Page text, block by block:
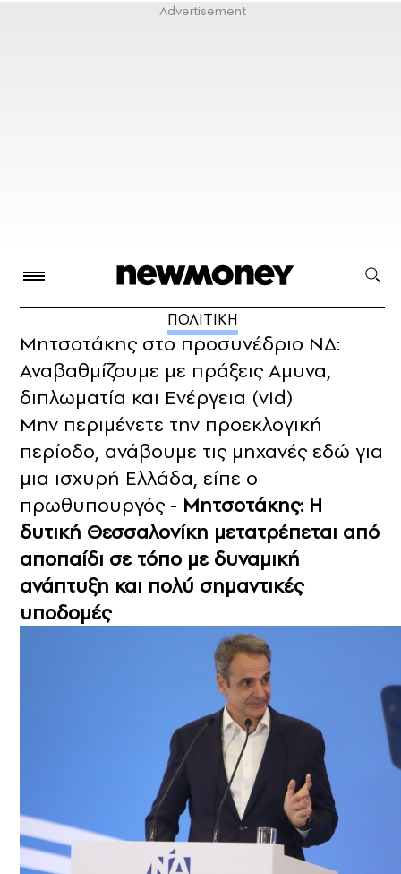
ΠΟΛΙΤΙΚΗ
Μητσοτάκης στο προσυνέδριο ΝΔ:
Αναβαθμίζουμε με πράξεις Αμυνα,
διπλωματία και Ενέργεια (vid)
Μην περιμένετε την προεκλογική
περίοδο, ανάβουμε τις μηχανές εδώ για
μια ισχυρή Ελλάδα, είπε ο
πρωθυπουργός - Μητσοτάκης: Η
δυτική Θεσσαλονίκη μετατρέπεται από
αποπαίδι σε τόπο με δυναμική
ανάπτυξη και πολύ σημαντικές
υποδομές